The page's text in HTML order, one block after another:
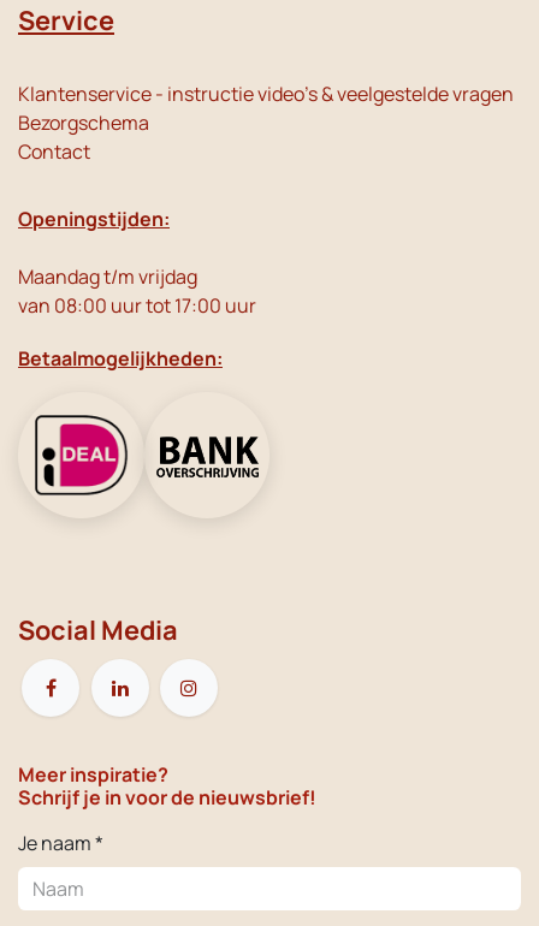
Service
Klantenservice - instructie video's & veelgestelde vragen
Bezorgschema
Contact
Openingstijden:
Maandag t/m vrijdag
van 08:00 uur tot 17:00 uur
Betaalmogelijkheden:
Social Media
Meer inspiratie?
Schrijf je in voor de nieuwsbrief!
Je naam *